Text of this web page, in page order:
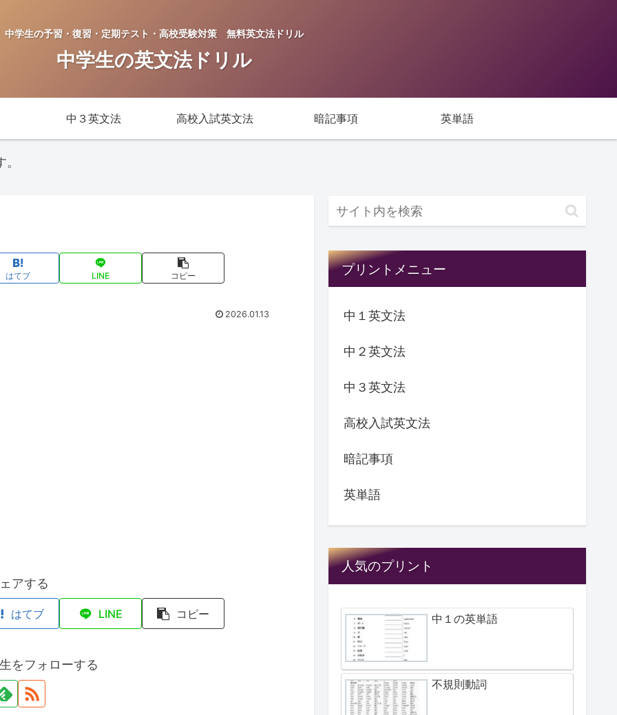
中学生の予習・復習・定期テスト・高校受験対策 無料英文法ドリル
中学生の英文法ドリル
中３英文法 高校入試英文法 暗記事項 英単語
はてブ LINE コピー
2026.01.13
アする
はてブ LINE コピー
をフォローする
プリントメニュー
中１英文法
中２英文法
中３英文法
高校入試英文法
暗記事項
英単語
人気のプリント
中１の英単語
不規則動詞